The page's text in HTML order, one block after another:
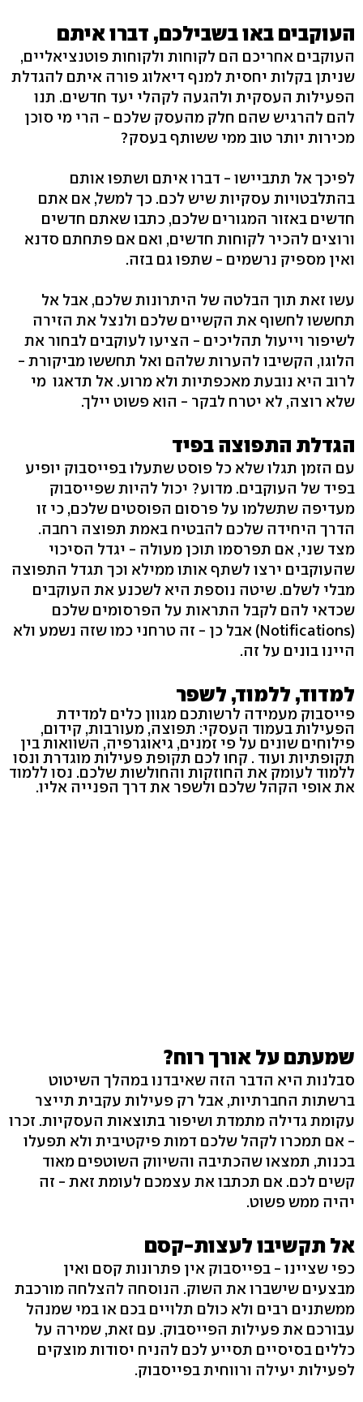
העוקבים באו בשבילכם, דברו איתם
העוקבים אחריכם הם לקוחות ולקוחות פוטנציאליים,
שניתן בקלות יחסית למנף דיאלוג פורה איתם להגדלת
הפעילות העסקית ולהגעה לקהלי יעד חדשים. תנו
להם להרגיש שהם חלק מהעסק שלכם - הרי מי סוכן
מכירות יותר טוב ממי ששותף בעסק?
לפיכך אל תתביישו - דברו איתם ושתפו אותם
בהתלבטויות עסקיות שיש לכם. כך למשל, אם אתם
חדשים באזור המגורים שלכם, כתבו שאתם חדשים
ורוצים להכיר לקוחות חדשים, ואם אם פתחתם סדנא
ואין מספיק נרשמים - שתפו גם בזה.
עשו זאת תוך הבלטה של היתרונות שלכם, אבל אל
תחששו לחשוף את הקשיים שלכם ולנצל את הזירה
לשיפור וייעול תהליכים - הציעו לעוקבים לבחור את
הלוגו, הקשיבו להערות שלהם ואל תחששו מביקורת -
לרוב היא נובעת מאכפתיות ולא מרוע. אל תדאגו מי
שלא רוצה, לא יטרח לבקר - הוא פשוט יילך.
הגדלת התפוצה בפיד
עם הזמן תגלו שלא כל פוסט שתעלו בפייסבוק יופיע
בפיד של העוקבים. מדוע? יכול להיות שפייסבוק
מעדיפה שתשלמו על פרסום הפוסטים שלכם, כי זו
הדרך היחידה שלכם להבטיח באמת תפוצה רחבה.
מצד שני, אם תפרסמו תוכן מעולה - יגדל הסיכוי
שהעוקבים ירצו לשתף אותו ממילא וכך תגדל התפוצה
מבלי לשלם. שיטה נוספת היא לשכנע את העוקבים
שכדאי להם לקבל התראות על הפרסומים שלכם
(Notifications) אבל כן - זה טרחני כמו שזה נשמע ולא
היינו בונים על זה.
למדוד, ללמוד, לשפר
פייסבוק מעמידה לרשותכם מגוון כלים למדידת
הפעילות בעמוד העסקי: תפוצה, מעורבות, קידום,
פילוחים שונים על פי זמנים, גיאוגרפיה, השוואות בין
תקופתיות ועוד . קחו לכם תקופת פעילות מוגדרת ונסו
ללמוד לעומק את החוזקות והחולשות שלכם. נסו ללמוד
את אופי הקהל שלכם ולשפר את דרך הפנייה אליו.
שמעתם על אורך רוח?
סבלנות היא הדבר הזה שאיבדנו במהלך השיטוט
ברשתות החברתיות, אבל רק פעילות עקבית תייצר
עקומת גדילה מתמדת ושיפור בתוצאות העסקיות. זכרו
- אם תמכרו לקהל שלכם דמות פיקטיבית ולא תפעלו
בכנות, תמצאו שהכתיבה והשיווק השוטפים מאוד
קשים לכם. אם תכתבו את עצמכם לעומת זאת - זה
יהיה ממש פשוט.
אל תקשיבו לעצות-קסם
כפי שציינו - בפייסבוק אין פתרונות קסם ואין
מבצעים שישברו את השוק. הנוסחה להצלחה מורכבת
ממשתנים רבים ולא כולם תלויים בכם או במי שמנהל
עבורכם את פעילות הפייסבוק. עם זאת, שמירה על
כללים בסיסיים תסייע לכם להניח יסודות מוצקים
לפעילות יעילה ורווחית בפייסבוק.